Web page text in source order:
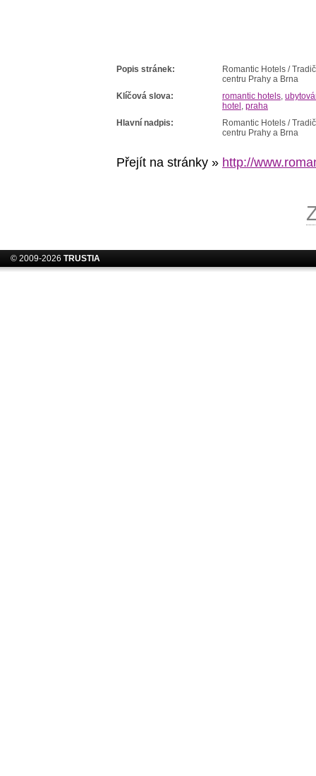
Popis stránek:
Romantic Hotels /
centru Prahy a Brna
Klíčová slova:
romantic hotels,
hotel , praha
Hlavní nadpis:
Romantic Hotels /
centru Prahy a Brna
Přejít na stránky » http://
© 2009-2026 TRUSTIA